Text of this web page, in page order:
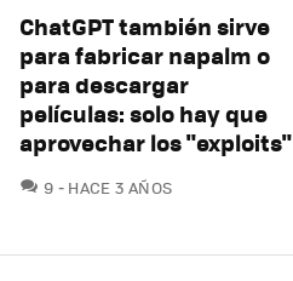
ChatGPT también sirve
para fabricar napalm o
para descargar
películas: solo hay que
aprovechar los "exploits"
9 COMENTARIOS
HACE 3 AÑOS